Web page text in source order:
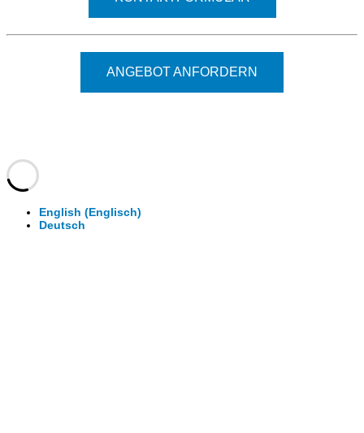
ANGEBOT ANFORDERN
English (Englisch)
Deutsch